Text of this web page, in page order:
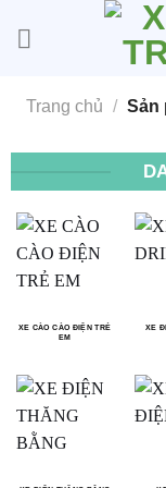
Trang chủ / Sản
XE CÀO CÀO ĐIỆN TRẺ
EM
XE